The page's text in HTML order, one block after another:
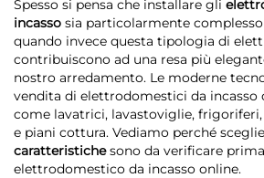
Spesso si pensa che installare gli
incasso sia particolarmente
quando invece questa tipologia di
contribuiscono ad una resa più
nostro arredamento. Le moderne
vendita di elettrodomestici da
come lavatrici, lavastoviglie, frigoriferi,
e piani cottura. Vediamo perché
caratteristichesono da verificare
elettrodomestico da incasso online.